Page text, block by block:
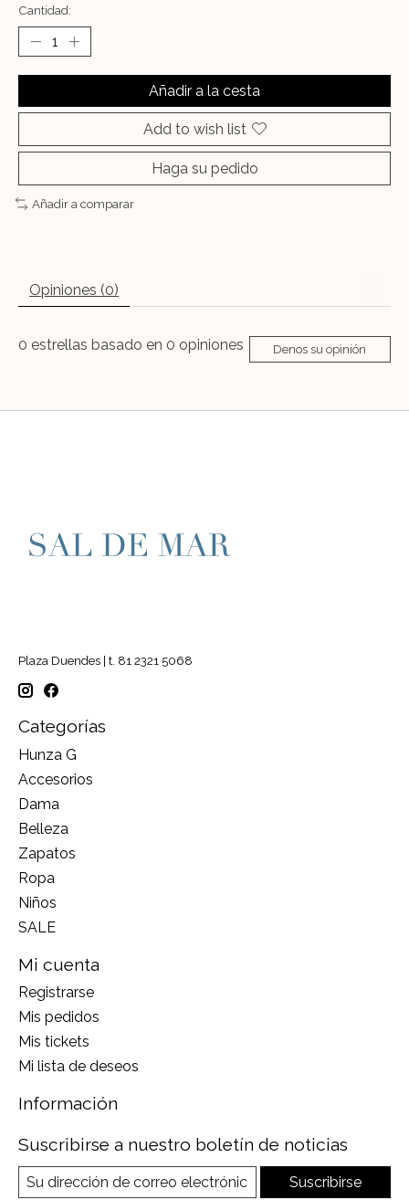
Cantidad:
Añadir a la cesta
Add to wish list
Haga su pedido
Añadir a comparar
Opiniones (0)
0 estrellas basado en 0 opiniones Denos su opinión
Plaza Duendes | t. 81 2321 5068
Categorías
Hunza G
Accesorios
Dama
Belleza
Zapatos
Ropa
Niños
SALE
Mi cuenta
Registrarse
Mis pedidos
Mis tickets
Mi lista de deseos
Información
Suscribirse a nuestro boletín de noticias
Suscribirse